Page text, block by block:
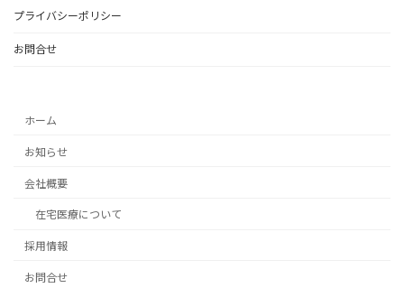
プライバシーポリシー
お問合せ
ホーム
お知らせ
会社概要
在宅医療について
採用情報
お問合せ